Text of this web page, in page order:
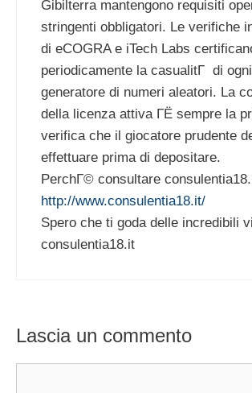
Gibilterra mantengono requisiti
stringenti obbligatori. Le verifiche
di eCOGRA e iTech Labs
periodicamente la casualitГ di ogni
generatore di numeri aleatori. La
della licenza attiva ГЁ sempre la
verifica che il giocatore prudente
effettuare prima di depositare.
PerchГ© consultare
http://www.consulentia18.it/
Spero che ti goda delle incredibili
consulentia18.it
Lascia un commento